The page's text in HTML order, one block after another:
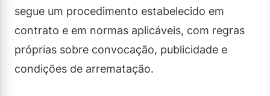
segue um procedimento estabelecido em
contrato e em normas aplicáveis, com regras
próprias sobre convocação, publicidade e
condições de arrematação.